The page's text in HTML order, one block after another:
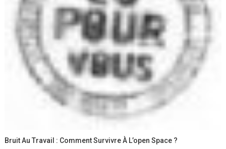
Bruit Au Travail : Comment Survivre À L’open Space ?